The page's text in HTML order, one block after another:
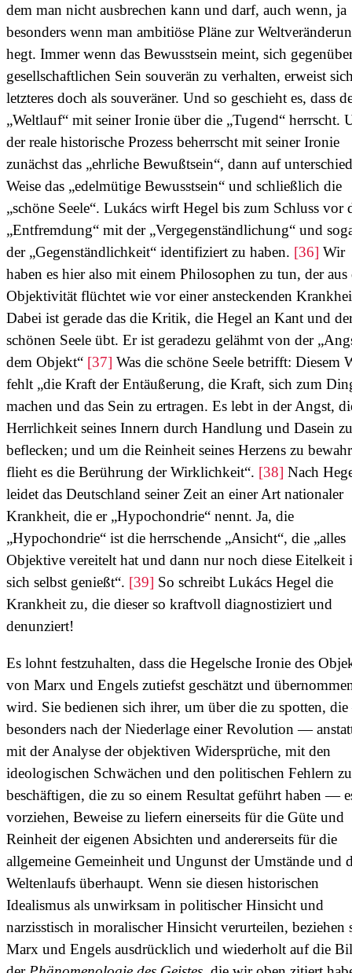
dem man nicht ausbrechen kann und darf, auch wenn, ja
besonders wenn man ambitiöse Pläne zur
hegt. Immer wenn das Bewusstsein meint, sich
gesellschaftlichen Sein souverän zu verhalten, erweist
letzteres doch als souveräner. Und so geschieht es, dass
„Weltlauf“ mit seiner Ironie über die „Tugend“ herrscht.
der reale historische Prozess beherrscht mit seiner Ironie
zunächst das „ehrliche Bewußtsein“, dann auf
Weise das „edelmütige Bewusstsein“ und schließlich die
„schöne Seele“. Lukács wirft Hegel bis zum Schluss vor
„Entfremdung“ mit der „Vergegenständlichung“ und
der „Gegenständlichkeit“ identifiziert zu haben. [36] Wir
haben es hier also mit einem Philosophen zu tun, der aus
Objektivität flüchtet wie vor einer ansteckenden
Dabei ist gerade das die Kritik, die Hegel an Kant und
schönen Seele übt. Er ist geradezu gelähmt von der
dem Objekt“ [37] Was die schöne Seele betrifft: Diesem
fehlt „die Kraft der Entäußerung, die Kraft, sich zum
machen und das Sein zu ertragen. Es lebt in der Angst,
Herrlichkeit seines Innern durch Handlung und Dasein zu
beflecken; und um die Reinheit seines Herzens zu
flieht es die Berührung der Wirklichkeit“. [38] Nach
leidet das Deutschland seiner Zeit an einer Art nationaler
Krankheit, die er „Hypochondrie“ nennt. Ja, die
„Hypochondrie“ ist die herrschende „Ansicht“, die „alles
Objektive vereitelt hat und dann nur noch diese Eitelkeit
sich selbst genießt“. [39] So schreibt Lukács Hegel die
Krankheit zu, die dieser so kraftvoll diagnostiziert und
denunziert!
Es lohnt festzuhalten, dass die Hegelsche Ironie des
von Marx und Engels zutiefst geschätzt und
wird. Sie bedienen sich ihrer, um über die zu spotten,
besonders nach der Niederlage einer Revolution —
mit der Analyse der objektiven Widersprüche, mit den
ideologischen Schwächen und den politischen Fehlern zu
beschäftigen, die zu so einem Resultat geführt haben —
vorziehen, Beweise zu liefern einerseits für die Güte und
Reinheit der eigenen Absichten und andererseits für die
allgemeine Gemeinheit und Ungunst der Umstände und
Weltenlaufs überhaupt. Wenn sie diesen historischen
Idealismus als unwirksam in politischer Hinsicht und
narzisstisch in moralischer Hinsicht verurteilen, beziehen
Marx und Engels ausdrücklich und wiederholt auf die